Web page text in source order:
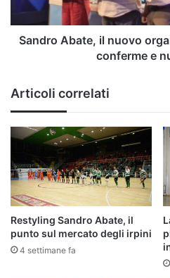
conferme
e
nuovi
Sandro Abate, il nuovo
conferme e
Articoli correlati
Restyling Sandro Abate, il
punto sul mercato degli irpini
4 settimane fa